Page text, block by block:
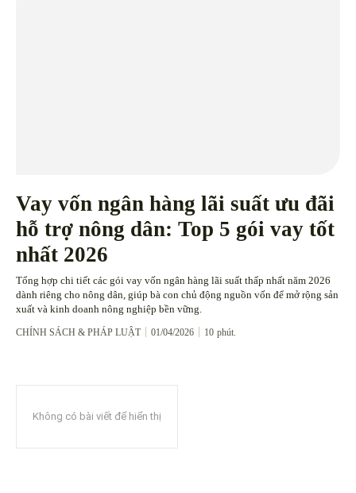
Vay vốn ngân hàng lãi suất ưu đãi
hỗ trợ nông dân: Top 5 gói vay tốt
nhất 2026
Tổng hợp chi tiết các gói vay vốn ngân hàng lãi suất thấp nhất năm 2026
dành riêng cho nông dân, giúp bà con chủ động nguồn vốn để mở rộng sản
xuất và kinh doanh nông nghiệp bền vững.
CHÍNH SÁCH & PHÁP LUẬT 01/04/2026 10 phút.
Không có bài viết để hiển thị